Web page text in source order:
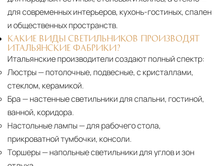
для современных интерьеров, кухонь-гостиных, спален
и общественных пространств.
КАКИЕ ВИДЫ СВЕТИЛЬНИКОВ ПРОИЗВОДЯТ
ИТАЛЬЯНСКИЕ ФАБРИКИ?
Итальянские производители создают полный спектр:
Люстры— потолочные, подвесные, с кристаллами,
стеклом, керамикой.
Бра — настенные светильники для спальни, гостиной,
ванной, коридора.
Настольные лампы— для рабочего стола,
прикроватной тумбочки, консоли.
Торшеры— напольные светильники для углов и зон